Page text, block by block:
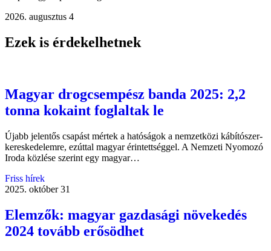
2026. augusztus 4
Ezek is érdekelhetnek
Magyar drogcsempész banda 2025: 2,2
tonna kokaint foglaltak le
Újabb jelentős csapást mértek a hatóságok a nemzetközi kábítószer-
kereskedelemre, ezúttal magyar érintettséggel. A Nemzeti Nyomozó
Iroda közlése szerint egy magyar…
Friss hírek
2025. október 31
Elemzők: magyar gazdasági növekedés
2024 tovább erősödhet